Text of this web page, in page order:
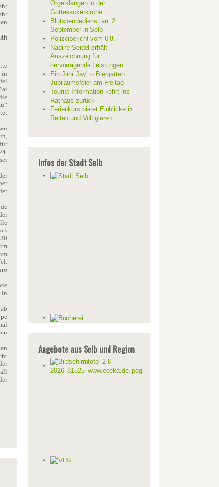
in
in
Orgelklängen in der
Gottesackerkirche
Blutspendedienst am 2.
September in Selb
Polizeibericht vom 6.8.
Nadine Seidel erhält
Auszeichnung für
hervorragende Leistungen
Ein Jahr Jay'Lo Biergarten:
Jubiläumsfeier am Freitag
Tourist-Information kehrt ins
Rathaus zurück
Ferienkurs bietet Einblicke in
Reiten und Voltigieren
Infos der Stadt Selb
Angebote aus Selb und Region